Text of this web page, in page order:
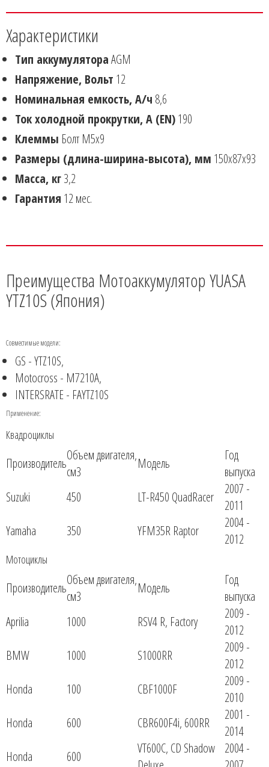
Характеристики
Тип аккумулятораAGM
Напряжение, Вольт 12
Номинальная емкость, А/ч 8,6
Ток холодной прокрутки, А (EN)190
Клеммы Болт М5х9
Размеры (длина-ширина-высота), мм 150x87x93
Масса, кг3,2
Гарантия 12 мес.
Преимущества Мотоаккумулятор YUASA
YTZ10S (Япония)
Совместимые модели:
GS - YTZ10S,
Motocross - M7210A,
INTERSRATE - FAYTZ10S
Применение:
Квадроциклы
Производитель
Объем двигателя,
см3
Модель
Год
выпуска
Suzuki
450 LT-R450 QuadRacer
2007 -
2011
Yamaha
350 YFM35R Raptor
2004 -
2012
Мотоциклы
Производитель
Объем двигателя,
см3
Модель
Год
выпуска
Aprilia
1000 RSV4 R, Factory
2009 -
2012
BMW
1000 S1000RR
2009 -
2012
Honda
100 CBF1000F
2009 -
2010
Honda
600 CBR600F4i, 600RR
2001 -
2014
Honda
600
VT600C, CD Shadow
2004 -